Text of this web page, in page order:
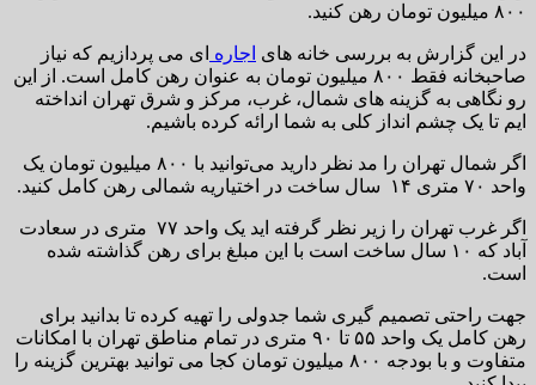
به بررسی خانه هایاجارهای می پردازیم که نیاز
صاحبخانه فقط ۸۰۰ میلیون تومان به عنوان رهن کامل است. از این
به گزینه های شمال، غرب، مرکز و شرق تهران انداخته
چشم انداز کلی به شما ارائه کرده باشیم.
اگر شمال تهران را مد نظر دارید می‌توانید با ۸۰۰ میلیون تومان یک
اگر غرب تهران را زیر نظر گرفته اید یک واحد ۷۷ متری در سعادت
آباد که ۱۰ سال ساخت است با این مبلغ برای رهن گذاشته شده
تصمیم گیری شما جدولی را تهیه کرده تا بدانید برای
رهن کامل یک واحد ۵۵ تا ۹۰ متری در تمام مناطق تهران با امکانات
متفاوت و با بودجه ۸۰۰ میلیون تومان کجا می توانید بهترین گزینه را